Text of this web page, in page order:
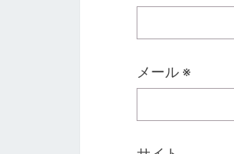
メール ※